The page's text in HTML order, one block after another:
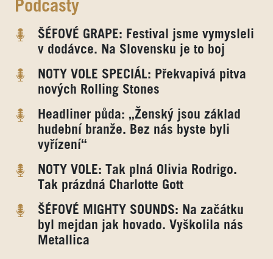
Podcasty
ŠÉFOVÉ GRAPE: Festival jsme vymysleli
v dodávce. Na Slovensku je to boj
NOTY VOLE SPECIÁL: Překvapivá pitva
nových Rolling Stones
Headliner půda: „Ženský jsou základ
hudební branže. Bez nás byste byli
vyřízení“
NOTY VOLE: Tak plná Olivia Rodrigo.
Tak prázdná Charlotte Gott
ŠÉFOVÉ MIGHTY SOUNDS: Na začátku
byl mejdan jak hovado. Vyškolila nás
Metallica